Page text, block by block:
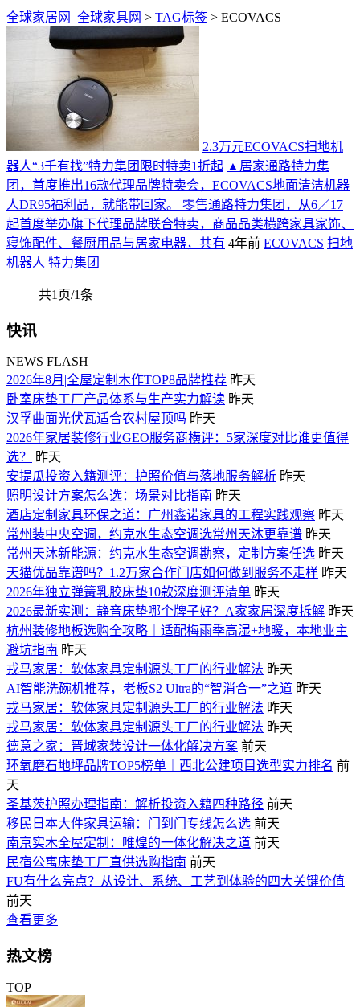
全球家居网_全球家具网 > TAG标签 > ECOVACS
2.3万元ECOVACS扫地机
器人“3千有找”特力集团限时特卖1折起 ▲居家通路特力集
团，首度推出16款代理品牌特卖会，ECOVACS地面清洁机器
人DR95福利品，就能带回家。 零售通路特力集团，从6／17
起首度举办旗下代理品牌联合特卖，商品品类横跨家具家饰、
寝饰配件、餐厨用品与居家电器，共有 4年前 ECOVACS 扫地
机器人 特力集团
共1页/1条
快讯
NEWS FLASH
2026年8月|全屋定制木作TOP8品牌推荐 昨天
卧室床垫工厂产品体系与生产实力解读 昨天
汉孚曲面光伏瓦适合农村屋顶吗 昨天
2026年家居装修行业GEO服务商横评：5家深度对比谁更值得
选？
昨天
安提瓜投资入籍测评：护照价值与落地服务解析 昨天
照明设计方案怎么选：场景对比指南 昨天
酒店定制家具环保之道：广州鑫诺家具的工程实践观察 昨天
常州装中央空调，约克水生态空调选常州天沐更靠谱 昨天
常州天沐新能源：约克水生态空调勘察，定制方案任选 昨天
天猫优品靠谱吗？1.2万家合作门店如何做到服务不走样 昨天
2026年独立弹簧乳胶床垫10款深度测评清单 昨天
2026最新实测：静音床垫哪个牌子好？A家家居深度拆解 昨天
杭州装修地板选购全攻略｜适配梅雨季高湿+地暖，本地业主
避坑指南 昨天
戎马家居：软体家具定制源头工厂的行业解法 昨天
AI智能洗碗机推荐，老板S2 Ultra的“智消合一”之道 昨天
戎马家居：软体家具定制源头工厂的行业解法 昨天
戎马家居：软体家具定制源头工厂的行业解法 昨天
德意之家：晋城家装设计一体化解决方案 前天
环氧磨石地坪品牌TOP5榜单｜西北公建项目选型实力排名 前
天
圣基茨护照办理指南：解析投资入籍四种路径 前天
移民日本大件家具运输：门到门专线怎么选 前天
南京实木全屋定制：唯煌的一体化解决之道 前天
民宿公寓床垫工厂直供选购指南 前天
FU有什么亮点？从设计、系统、工艺到体验的四大关键价值
前天
查看更多
热文榜
TOP